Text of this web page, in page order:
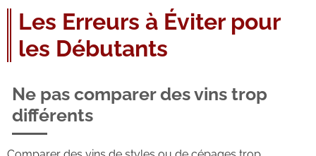
Les Erreurs à Éviter pour
les Débutants
Ne pas comparer des vins trop
différents